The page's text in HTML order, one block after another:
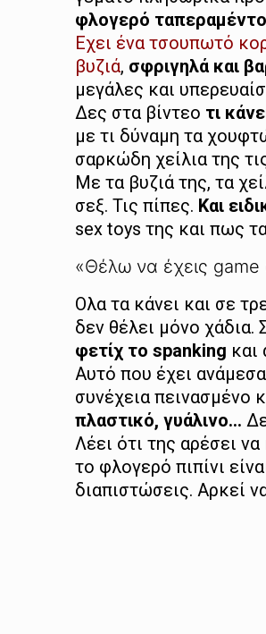
φλογερό ταπεραμέντο
Εχει ένα τσουπωτό
βυζιά, σφριγηλά και
μεγάλες και
Δες στα βίντεο τι
με τι δύναμη τα
σαρκώδη χείλια της
Με τα βυζιά της, τα
σεξ. Τις πίπες. Και
sex toys της και πως
«Θέλω να έχεις game
Ολα τα κάνει και σε
δεν θέλει μόνο χάδια.
φετίχ το spanking
Αυτό που έχει
συνέχεια πεινασμένο
πλαστικό, γυάλινο…
Λέει ότι της αρέσει
το φλογερό πιπίνι
διαπιστώσεις. Αρκεί